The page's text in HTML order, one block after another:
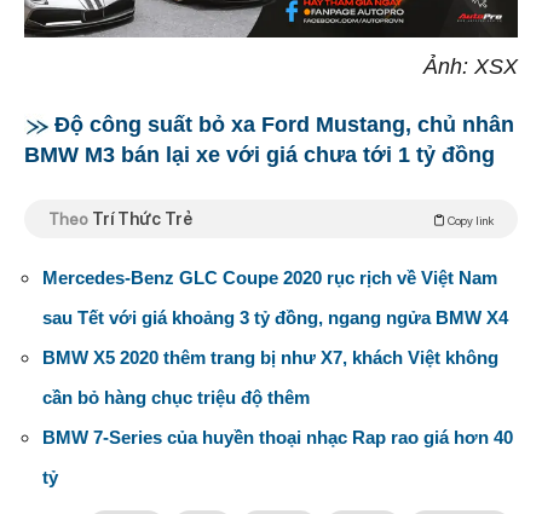
Ảnh: XSX
Độ công suất bỏ xa Ford Mustang, chủ nhân
BMW M3 bán lại xe với giá chưa tới 1 tỷ đồng
Theo Trí Thức Trẻ Copy link
Mercedes-Benz GLC Coupe 2020 rục rịch về Việt Nam
sau Tết với giá khoảng 3 tỷ đồng, ngang ngửa BMW X4
BMW X5 2020 thêm trang bị như X7, khách Việt không
cần bỏ hàng chục triệu độ thêm
BMW 7-Series của huyền thoại nhạc Rap rao giá hơn 40
tỷ